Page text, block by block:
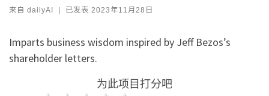
来自 dailyAI | 已发表 2023年11月28日
Imparts business wisdom inspired by Jeff Bezos’s
shareholder letters.
为此项目打分吧